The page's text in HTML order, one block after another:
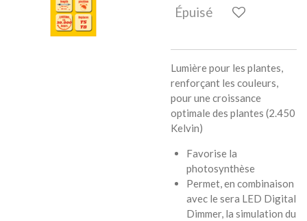
Épuisé
Lumière pour les plantes,
renforçant les couleurs,
pour une croissance
optimale des plantes (2.450
Kelvin)
Favorise la
photosynthèse
Permet, en combinaison
avec le sera LED Digital
Dimmer, la simulation du